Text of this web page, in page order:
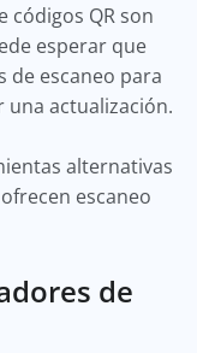
códigos QR son
esperar que
de escaneo para
una actualización.
alternativas
escaneo
de